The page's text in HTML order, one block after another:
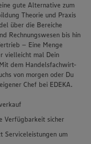
gute Alternative zum
Theorie und Praxis
über die Bereiche
Rechnungswesen bis hin
– Eine Menge
vielleicht mal Dein
dem Handelsfachwirt-
von morgen oder Du
Chef bei EDEKA.
Verfügbarkeit sicher
Serviceleistungen um